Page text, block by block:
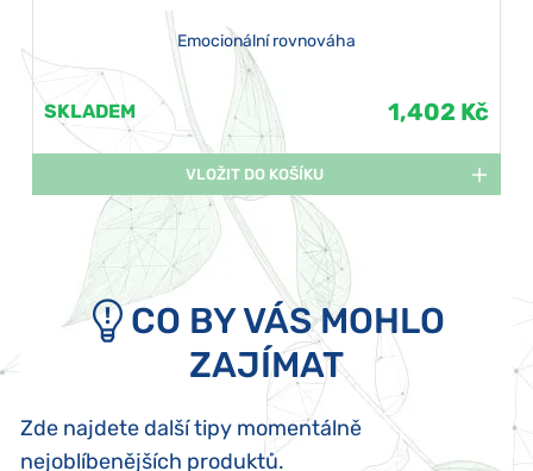
Emocionální rovnováha
SKLADEM 1,402 Kč
VLOŽIT DO KOŠÍKU
CO BY VÁS MOHLO
ZAJÍMAT
Zde najdete další tipy momentálně
nejoblíbenějších produktů.